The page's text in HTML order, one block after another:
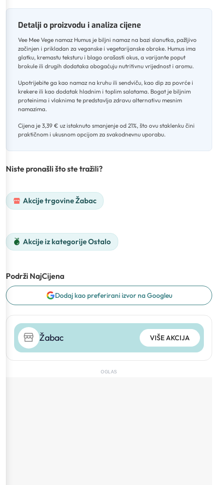
Detalji o proizvodu i analiza cijene
Vee Mee Vege namaz Humus je biljni namaz na bazi slanutka, pažljivo
začinjen i prikladan za veganske i vegetarijanske obroke. Humus ima
glatku, kremastu teksturu i blago orašasti okus, a varijante poput
brokule ili drugih dodataka obogaćuju nutritivnu vrijednost i aromu.
Upotrijebite ga kao namaz na kruhu ili sendviču, kao dip za povrće i
krekere ili kao dodatak hladnim i toplim salatama. Bogat je biljnim
proteinima i vlaknima te predstavlja zdravu alternativu mesnim
namazima.
Cijena je 3,39 € uz istaknuto smanjenje od 21%, što ovu staklenku čini
praktičnom i ukusnom opcijom za svakodnevnu uporabu.
Niste pronašli što ste tražili?
Akcije trgovine Žabac
Akcije iz kategorije Ostalo
Podrži NajCijena
Dodaj kao preferirani izvor na Googleu
Žabac VIŠE AKCIJA
OGLAS